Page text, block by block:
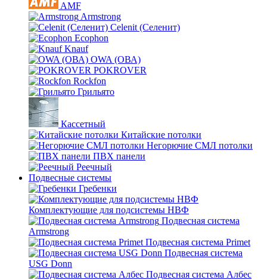
AMF
Armstrong
Celenit (Селенит)
Ecophon
Knauf
OWA (ОВА)
POKROVER
Rockfon
Грильято
Кассетный
Китайские потолки
Негорючие СМЛ потолки
ПВХ панели
Реечный
Подвесные системы
Гребенки
Комплектующие для подсистемы НВФ
Подвесная система
Armstrong
Подвесная система Primet
Подвесная система
USG Donn
Подвесная система Албес